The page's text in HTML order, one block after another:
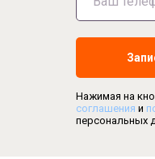
Нажимая на
соглашения и
персональных